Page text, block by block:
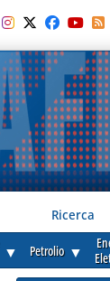
Ricerca
▼ Petrolio ▼